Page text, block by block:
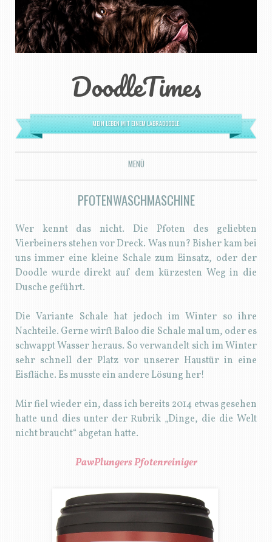
DoodleTimes
MEIN LEBEN MIT EINEM LABRADOODLE.
MENÜ
ZUM INHALT SPRINGEN
PFOTENWASCHMASCHINE
Wer kennt das nicht. Die Pfoten des geliebten
Vierbeiners stehen vor Dreck. Was nun? Bisher kam bei
uns immer eine kleine Schale zum Einsatz, oder der
Doodle wurde direkt auf dem kürzesten Weg in die
Dusche geführt.
Die Variante Schale hat jedoch im Winter so ihre
Nachteile. Gerne wirft Baloo die Schale mal um, oder es
schwappt Wasser heraus. So verwandelt sich im Winter
sehr schnell der Platz vor unserer Haustür in eine
Eisfläche. Es musste ein andere Lösung her!
Mir fiel wieder ein, dass ich bereits 2014 etwas gesehen
hatte und dies unter der Rubrik „Dinge, die die Welt
nicht braucht“ abgetan hatte.
PawPlungers Pfotenreiniger